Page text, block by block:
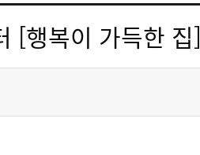
[행복이 가득한 집]